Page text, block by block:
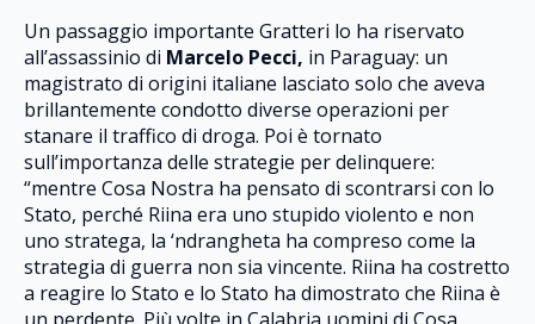
Un passaggio importante Gratteri lo ha riservato
all’assassinio di Marcelo Pecci, in Paraguay: un
magistrato di origini italiane lasciato solo che aveva
brillantemente condotto diverse operazioni per
stanare il traffico di droga. Poi è tornato
sull’importanza delle strategie per delinquere:
“mentre Cosa Nostra ha pensato di scontrarsi con lo
Stato, perché Riina era uno stupido violento e non
uno stratega, la ‘ndrangheta ha compreso come la
strategia di guerra non sia vincente. Riina ha costretto
a reagire lo Stato e lo Stato ha dimostrato che Riina è